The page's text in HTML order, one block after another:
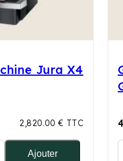
Jura X4
2,820.00 € TTC
Ajouter